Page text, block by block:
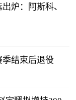
炉：阿斯科、
结束后退役